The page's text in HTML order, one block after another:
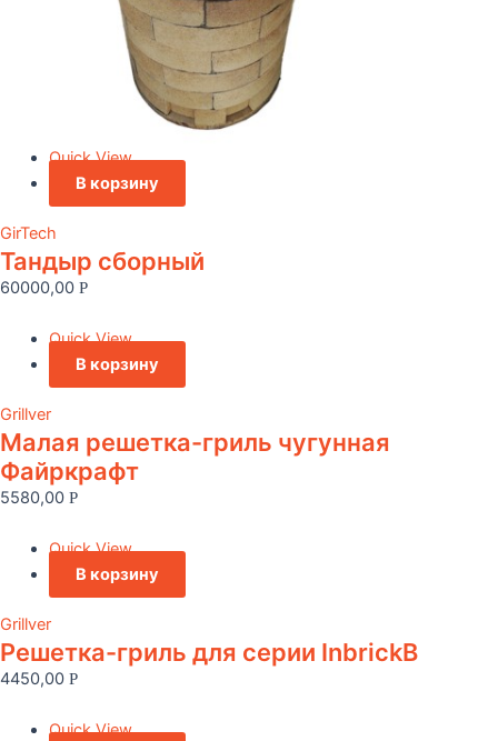
Quick View
В корзину
GirTech
Тандыр сборный
60000,00 Р
Quick View
В корзину
Grillver
Малая решетка-гриль чугунная
Файркрафт
5580,00 Р
Quick View
В корзину
Grillver
Решетка-гриль для серии InbrickВ
4450,00 Р
Quick View